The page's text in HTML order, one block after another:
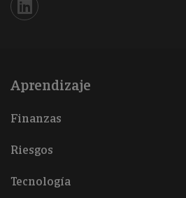
Iberinform en Linkedin
Aprendizaje
Finanzas
Riesgos
Tecnología